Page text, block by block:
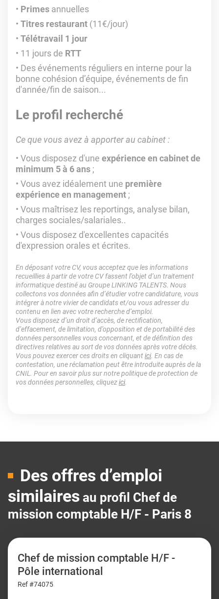
Primes annuelles
Titres restaurant (11€/jour)
Télétravail 1 jour
11 jours de RTT
Des événements réguliers en interne pour la
bonne cohésion d’équipe, événements de fin
d'année/fin de saison...
Le profil recherché
Ce que vous avez à apporter au cabinet :
Vous disposez d'une expérience en cabinet de
minimum 5 à 6 ans ;
Vous avez idéalement une première
expérience en management ;
Vous maîtrisez les reportings, analyse bilan,
charges sociales/salariales..
Vous disposez d'excellentes capacités
d'expression orales et écrites.
En déposant votre CV, vous acceptez que les informations
recueillies à partir de votre CV fassent l’objet d’un traitement
informatique destiné au Groupe LINKING TALENTS. Nous
collectons vos données afin d’étudier votre candidature, vous
intégrer à notre vivier de candidats et/ou vous adresser du
contenu en lien avec votre recherche d’emploi.
Vous disposez d’un droit d’accès, de rectification,
d’effacement, de limitation, d’opposition et de portabilité des
données personnelles vous concernant, et de définition des
directives relatives au sort de vos données après votre décès.
Vous pouvez exercer ces droits en cliquantici. En cas de
contestation, une réclamation peut être introduite auprès de la
CNIL. Pour en savoir plus sur notre politique de protection de
vos données personnelles, cliquezici.
Des offres d’emploi
similaires au profil Chef de
mission comptable H/F - Paris 8
Chef de mission comptable H/F -
Pôle international
Ref #74075